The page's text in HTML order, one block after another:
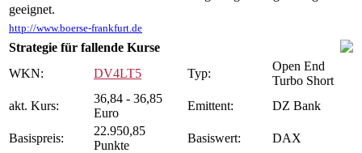
geeignet.
http://www.boerse-frankfurt.de
Strategie für fallende Kurse
WKN:
DV4LT5 Typ:
Open End
Turbo Short
akt. Kurs:
36,84 - 36,85
Euro
Emittent: DZ Bank
Basispreis:
22.950,85
Punkte
Basiswert: DAX